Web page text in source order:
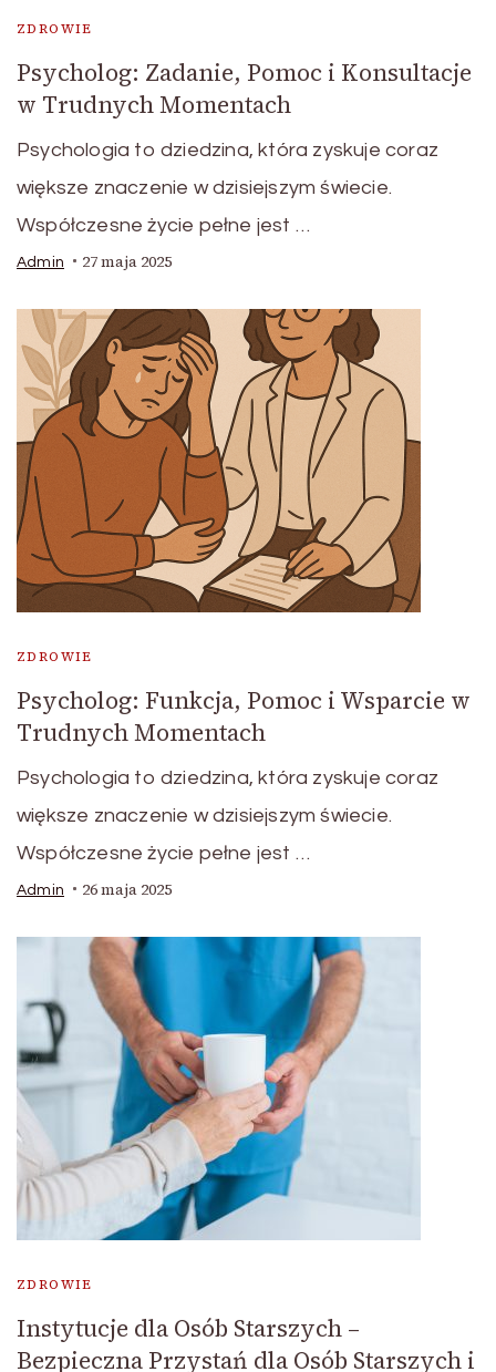
ZDROWIE
Psycholog: Zadanie, Pomoc i Konsultacje
w Trudnych Momentach
Psychologia to dziedzina, która zyskuje coraz
większe znaczenie w dzisiejszym świecie.
Współczesne życie pełne jest …
Admin 27 maja 2025
ZDROWIE
Psycholog: Funkcja, Pomoc i Wsparcie w
Trudnych Momentach
Psychologia to dziedzina, która zyskuje coraz
większe znaczenie w dzisiejszym świecie.
Współczesne życie pełne jest …
Admin 26 maja 2025
ZDROWIE
Instytucje dla Osób Starszych –
Bezpieczna Przystań dla Osób Starszych i